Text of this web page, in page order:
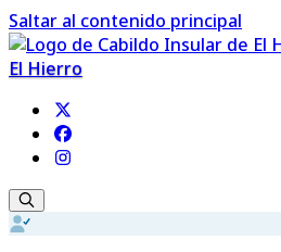
Saltar al contenido principal
El Hierro